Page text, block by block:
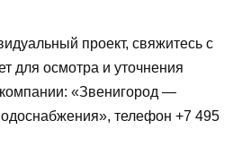
проект, свяжитесь с
для осмотра и уточнения
«Звенигород —
телефон +7 495